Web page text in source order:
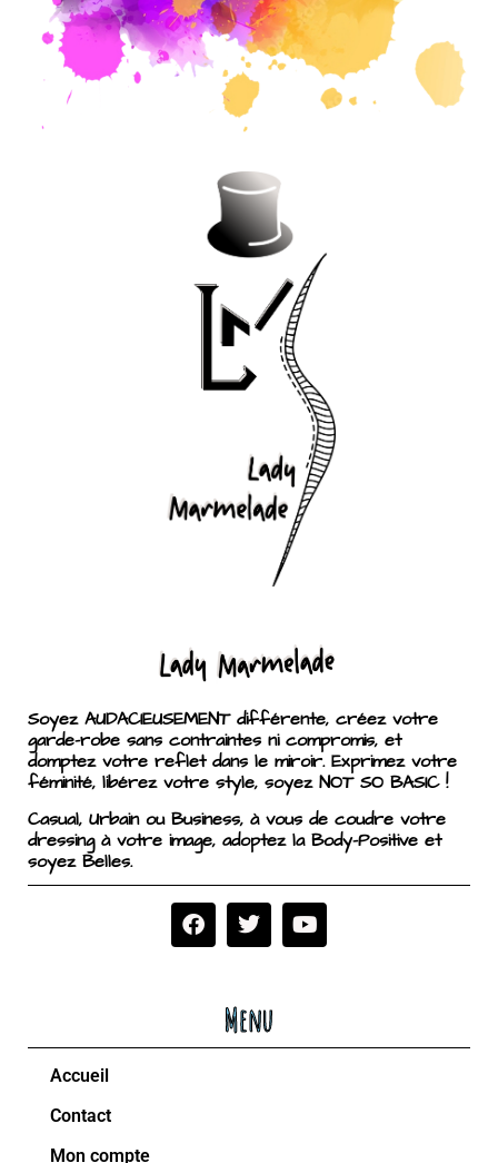
Soyez AUDACIEUSEMENT différente, créez votre
garde-robe sans contraintes ni compromis, et
domptez votre reflet dans le miroir. Exprimez votre
féminité, libérez votre style, soyez NOT SO BASIC !
Casual, Urbain ou Business, à vous de coudre votre
dressing à votre image, adoptez la Body-Positive et
soyez Belles.
Menu
Accueil
Contact
Mon compte